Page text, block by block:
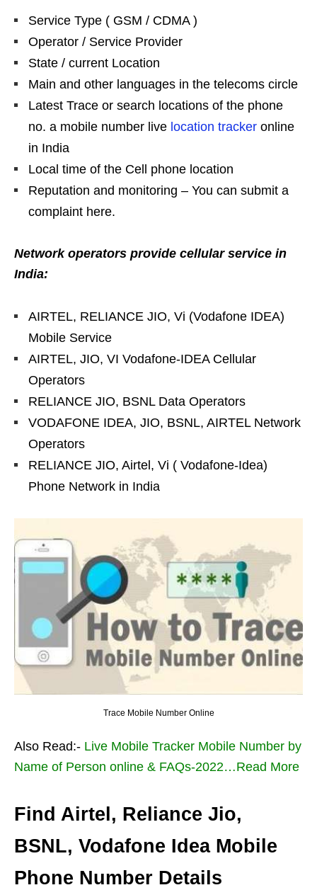
Service Type ( GSM / CDMA )
Operator / Service Provider
State / current Location
Main and other languages in the telecoms circle
Latest Trace or search locations of the phone
no. a mobile number live location tracker online
in India
Local time of the Cell phone location
Reputation and monitoring – You can submit a
complaint here.
Network operators provide cellular service in
India:
AIRTEL, RELIANCE JIO, Vi (Vodafone IDEA)
Mobile Service
AIRTEL, JIO, VI Vodafone-IDEA Cellular
Operators
RELIANCE JIO, BSNL Data Operators
VODAFONE IDEA, JIO, BSNL, AIRTEL Network
Operators
RELIANCE JIO, Airtel, Vi ( Vodafone-Idea)
Phone Network in India
Trace Mobile Number Online
Also Read:- Live Mobile Tracker Mobile Number by
Name of Person online & FAQs-2022…Read More
Find Airtel, Reliance Jio,
BSNL, Vodafone Idea Mobile
Phone Number Details